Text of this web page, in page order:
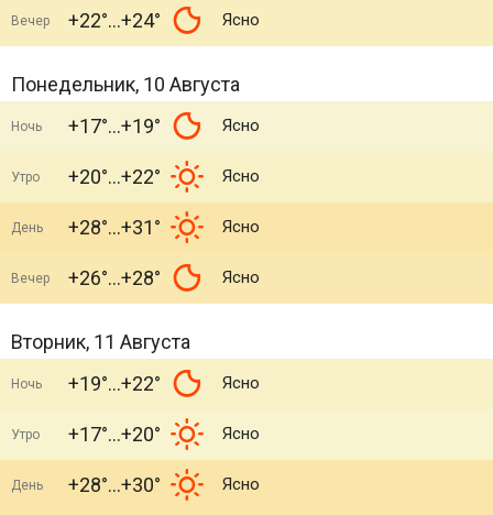
Вечер +22° +24° Ясно
Понедельник, 10 Августа
Ночь +17° +19° Ясно
Утро +20° +22° Ясно
День +28° +31° Ясно
Вечер +26° +28° Ясно
Вторник, 11 Августа
Ночь +19° +22° Ясно
Утро +17° +20° Ясно
День +28° +30° Ясно